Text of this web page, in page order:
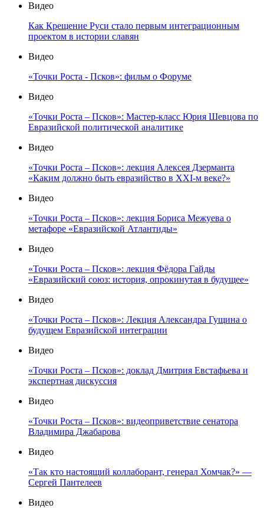
Видео
Как Крещение Руси стало первым интеграционным
проектом в истории славян
Видео
«Точки Роста - Псков»: фильм о Форуме
Видео
«Точки Роста – Псков»: Мастер-класс Юрия Шевцова по
Евразийской политической аналитике
Видео
«Точки Роста – Псков»: лекция Алексея Дзерманта
«Каким должно быть евразийство в XXI-м веке?»
Видео
«Точки Роста – Псков»: лекция Бориса Межуева о
метафоре «Евразийской Атлантиды»
Видео
«Точки Роста – Псков»: лекция Фёдора Гайды
«Евразийский союз: история, опрокинутая в будущее»
Видео
«Точки Роста – Псков»: Лекция Александра Гущина о
будущем Евразийской интеграции
Видео
«Точки Роста – Псков»: доклад Дмитрия Евстафьева и
экспертная дискуссия
Видео
«Точки Роста – Псков»: видеоприветствие сенатора
Владимира Джабарова
Видео
«Так кто настоящий коллаборант, генерал Хомчак?» —
Сергей Пантелеев
Видео